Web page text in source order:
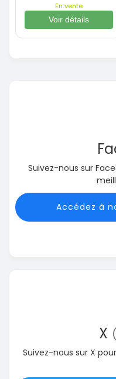
En vente
Voir détails
Suivez-nous sur
Accédez à
X
Suivez-nous sur X